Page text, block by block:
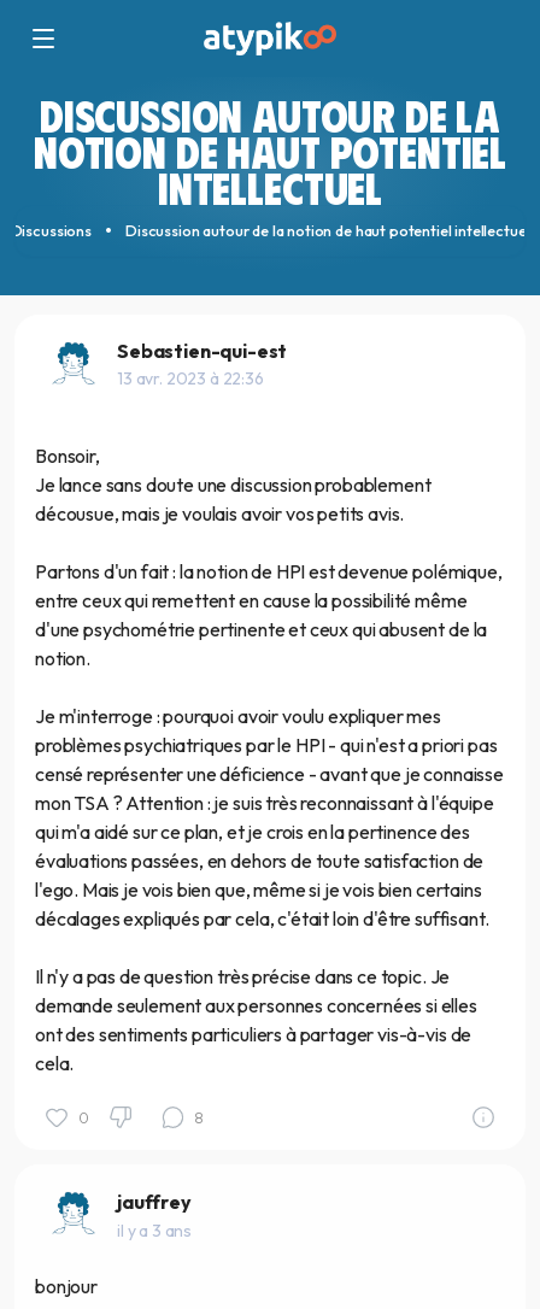
DISCUSSION AUTOUR DE LA
NOTION DE HAUT POTENTIEL
INTELLECTUEL
Discussions Discussion autour de la notion de haut potentiel intellectuel
Sebastien-qui-est
13 avr. 2023 à 22:36
Bonsoir,
Je lance sans doute une discussion probablement
décousue, mais je voulais avoir vos petits avis.
Partons d'un fait : la notion de HPI est devenue polémique,
entre ceux qui remettent en cause la possibilité même
d'une psychométrie pertinente et ceux qui abusent de la
notion.
Je m'interroge : pourquoi avoir voulu expliquer mes
problèmes psychiatriques par le HPI - qui n'est a priori pas
censé représenter une déficience - avant que je connaisse
mon TSA ? Attention : je suis très reconnaissant à l'équipe
qui m'a aidé sur ce plan, et je crois en la pertinence des
évaluations passées, en dehors de toute satisfaction de
l'ego. Mais je vois bien que, même si je vois bien certains
décalages expliqués par cela, c'était loin d'être suffisant.
Il n'y a pas de question très précise dans ce topic. Je
demande seulement aux personnes concernées si elles
ont des sentiments particuliers à partager vis-à-vis de
cela.
0 8
jauffrey
il y a 3 ans
bonjour